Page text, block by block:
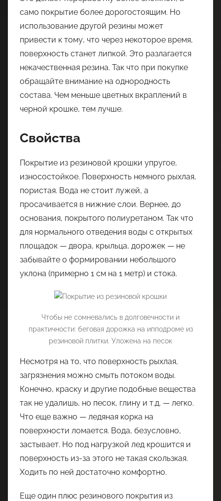
само покрытие более дорогостоящим. Но
использование другой резины может
привести к тому, что через некоторое время,
поверхность станет липкой. Это разлагается
некачественная резина. Так что при покупке
обращайте внимание на однородность
состава. Чем меньше цветных вкраплений в
черной крошке, тем лучше.
Свойства
Покрытие из резиновой крошки упругое,
износостойкое. Поверхность немного рыхлая,
пористая. Вода не стоит лужей, а
просачивается в нижние слои. Вернее, до
основания, покрытого полиуретаном. Так что
для нормального отведения воды с открытых
площадок — двора, крыльца, дорожек — не
забывайте о формировании небольшого
уклона (примерно 1 см на 1 метр) и стока.
Чтобы не сомневались в долговечности и
практичности: беговая дорожка на ипподроме из
резиновой плитки. Уложена на песок
Несмотря на то, что поверхность рыхлая,
загрязнения можно смыть потоком воды.
Конечно, краску и другие подобные вещества
так не удалишь, но песок, глину и т.д. — легко.
Что еще важно — ледяная корка на
поверхности ломается. Вода, безусловно,
застывает. Но под нагрузкой лед крошится и
поверхность из-за этого не такая скользкая.
Ходить по ней достаточно комфортно.
Еще один плюс резинового покрытия из